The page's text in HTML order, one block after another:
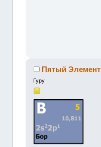
Пятый Элемент
Гуру